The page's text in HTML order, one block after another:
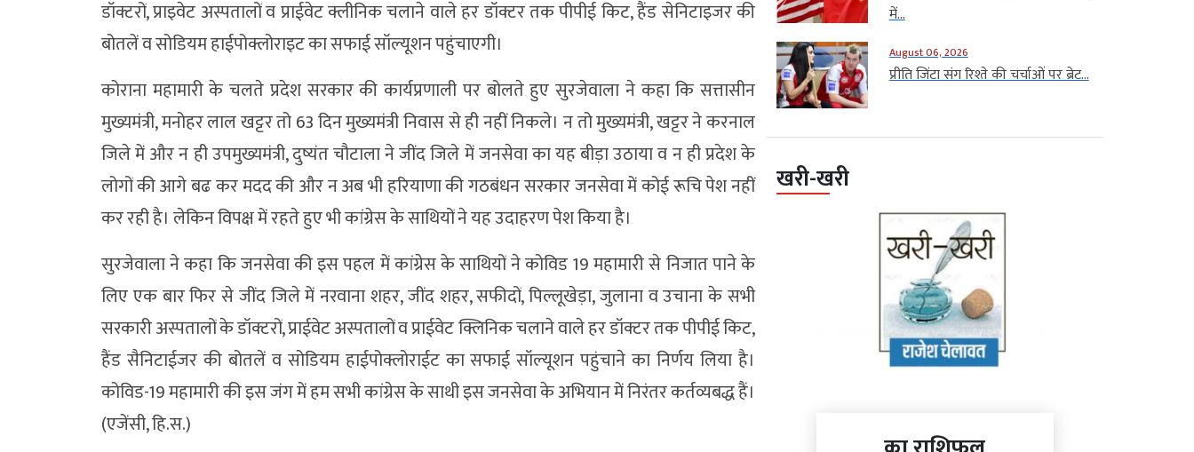
डॉक्टरों, प्राइवेट अस्पतालों व प्राईवेट क्लीनिक चलाने वाले हर डॉक्टर तक पीपीई किट, हैंड सेनिटाइजर की
बोतलें व सोडियम हाईपोक्लोराइट का सफाई सॉल्यूशन पहुंचाएगी।
कोराना महामारी के चलते प्रदेश सरकार की कार्यप्रणाली पर बोलते हुए सुरजेवाला ने कहा कि सत्तासीन
मुख्यमंत्री, मनोहर लाल खट्टर तो 63 दिन मुख्यमंत्री निवास से ही नहीं निकले। न तो मुख्यमंत्री, खट्टर ने करनाल
जिले में और न ही उपमुख्यमंत्री, दुष्यंत चौटाला ने जींद जिले में जनसेवा का यह बीड़ा उठाया व न ही प्रदेश के
लोगों की आगे बढ कर मदद की और न अब भी हरियाणा की गठबंधन सरकार जनसेवा में कोई रूचि पेश नहीं
कर रही है। लेकिन विपक्ष में रहते हुए भी कांग्रेस के साथियों ने यह उदाहरण पेश किया है।
सुरजेवाला ने कहा कि जनसेवा की इस पहल में कांग्रेस के साथियों ने कोविड 19 महामारी से निजात पाने के
लिए एक बार फिर से जींद जिले में नरवाना शहर, जींद शहर, सफीदों, पिल्लूखेड़ा, जुलाना व उचाना के सभी
सरकारी अस्पतालों के डॉक्टरों, प्राईवेट अस्पतालों व प्राईवेट क्लिनिक चलाने वाले हर डॉक्टर तक पीपीई किट,
हैंड सैनिटाईजर की बोतलें व सोडियम हाईपोक्लोराईट का सफाई सॉल्यूशन पहुंचाने का निर्णय लिया है।
कोविड-19 महामारी की इस जंग में हम सभी कांग्रेस के साथी इस जनसेवा के अभियान में निरंतर कर्तव्यबद्ध हैं।
(एजेंसी, हि.स.)
में...
August 06, 2026
प्रीति जिंटा संग रिश्ते की चर्चाओं पर ब्रेट...
खरी-खरी